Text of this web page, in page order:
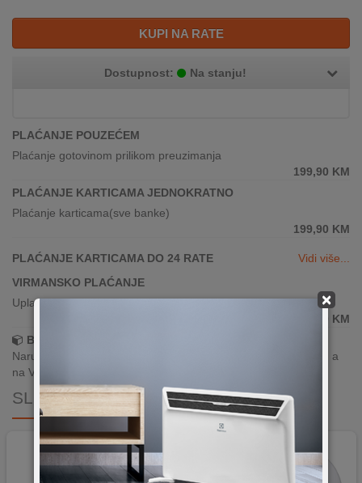
OZNAKE
×
KUPI NA RATE
Dostupnost: Na stanju!
PLAĆANJE POUZEĆEM
Plaćanje gotovinom prilikom preuzimanja
199,90 KM
PLAĆANJE KARTICAMA JEDNOKRATNO
Plaćanje karticama(sve banke)
199,90 KM
PLAĆANJE KARTICAMA DO 24 RATE
Vidi više...
VIRMANSKO PLAĆANJE
Uplata po predračunu putem banke
KM
Brza dostava!
Narudžbe zaprimljene radnim danima do 13h šaljemo isti dan, a
na Vašoj adresi paket je već za 24–48h.
SLIČNI PROIZVODI